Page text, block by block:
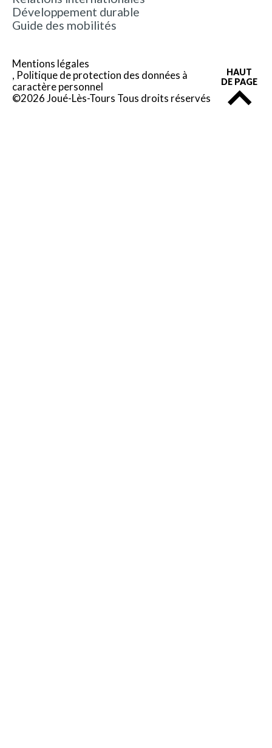
Développement durable
Guide des mobilités
Mentions légales
Politique de protection des données à
caractère personnel
©2026 Joué-Lès-Tours Tous droits réservés
HAUT
DE PAGE